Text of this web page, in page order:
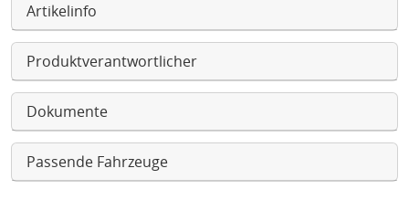
Artikelinfo
Produktverantwortlicher
Dokumente
Passende Fahrzeuge